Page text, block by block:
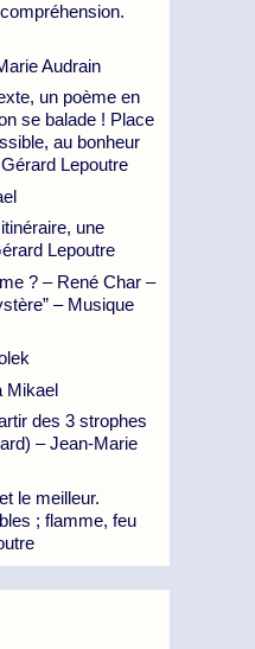
Audrain
un poème en
se balade ! Place
au bonheur
Lepoutre
une
Lepoutre
? – René Char –
– Musique
Mikael
des 3 strophes
– Jean-Marie
le meilleur.
; flamme, feu